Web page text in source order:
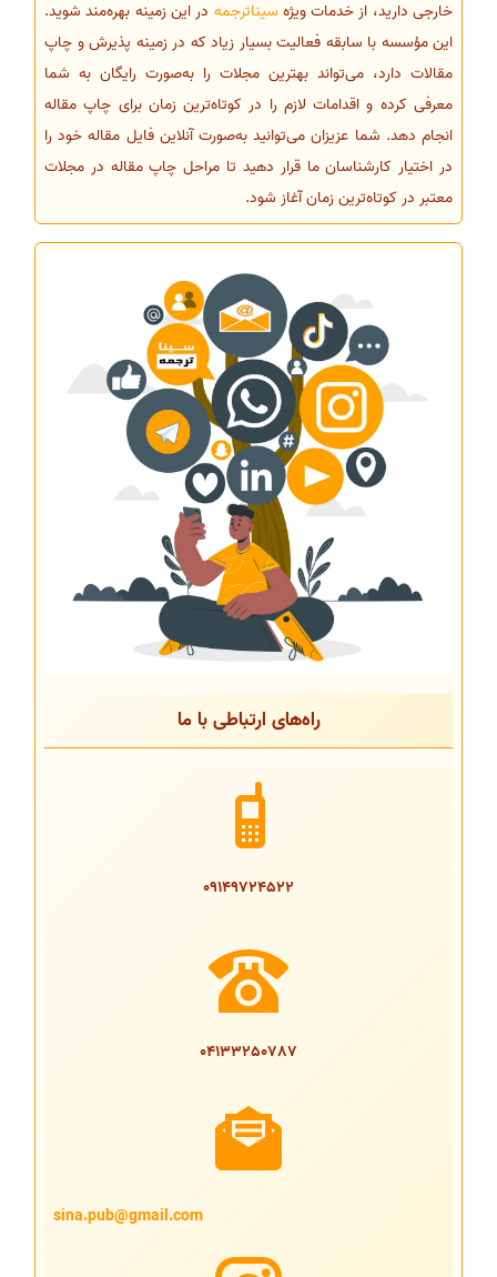
خارجی دارید، از خدمات ویژه سیناترجمه در این زمینه بهره‌مند شوید.
این مؤسسه با سابقه فعالیت بسیار زیاد که در زمینه پذیرش و چاپ
مقالات دارد، می‌تواند بهترین مجلات را به‌صورت رایگان به شما
معرفی کرده و اقدامات لازم را در کوتاه‌ترین زمان برای چاپ مقاله
انجام دهد. شما عزیزان می‌توانید به‌صورت آنلاین فایل مقاله خود را
در اختیار کارشناسان ما قرار دهید تا مراحل چاپ مقاله در مجلات
معتبر در کوتاه‌ترین زمان آغاز شود.
راه‌های ارتباطی با ما
09149724522
04133250787
sina.pub@gmail.com